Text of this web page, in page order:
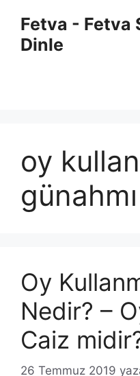
Fetva - Fetva
Dinle
oy
günahmı
Oy
Nedir? –
Caiz
26 Temmuz 2019